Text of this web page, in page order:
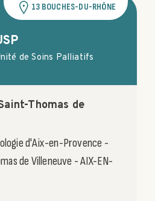
13 BOUCHES-DU-RHÔNE
de Soins Palliatifs
Thomas de
d'Aix-en-Provence -
de Villeneuve - AIX-EN-